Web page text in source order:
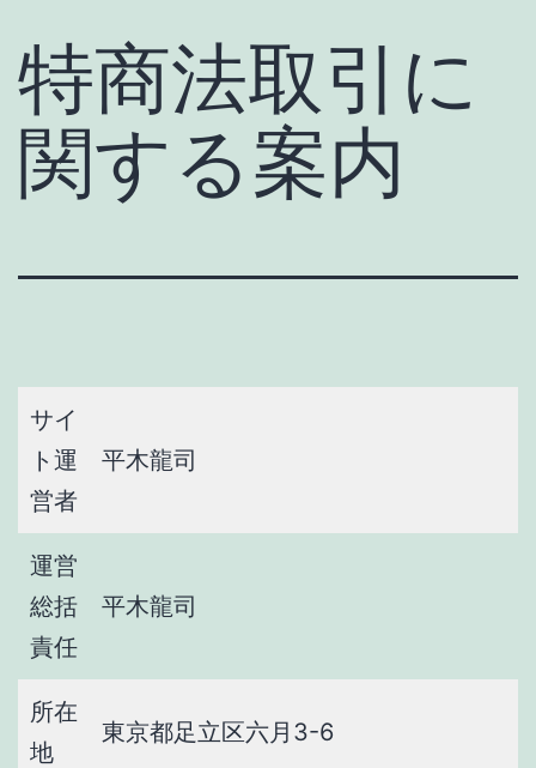
ン
テ
プ
特商法取引に
関する案内
サイ
ト運
営者
平木龍司
運営
総括
責任
平木龍司
所在
地
東京都足立区六月3-6